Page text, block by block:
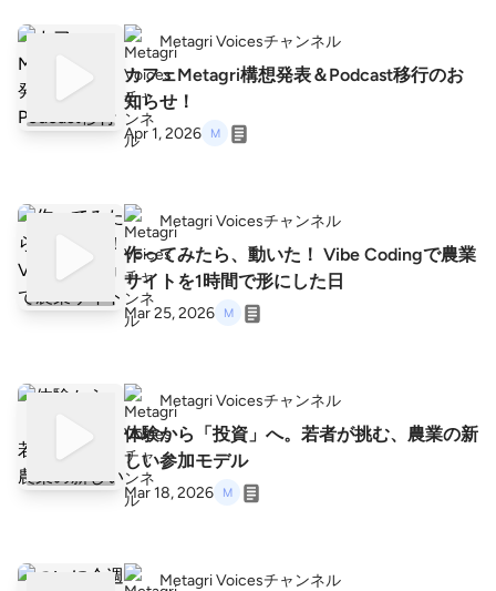
Metagri Voicesチャンネル
カフェMetagri構想発表＆Podcast移行のお
知らせ！
Apr 1, 2026
Metagri Voicesチャンネル
作ってみたら、動いた！ Vibe Codingで農業
サイトを1時間で形にした日
Mar 25, 2026
Metagri Voicesチャンネル
体験から「投資」へ。若者が挑む、農業の新
しい参加モデル
Mar 18, 2026
Metagri Voicesチャンネル